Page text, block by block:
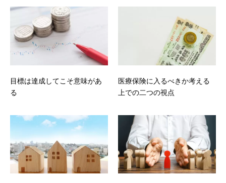
目標は達成してこそ意味があ
る
医療保険に入るべきか考える
上での二つの視点